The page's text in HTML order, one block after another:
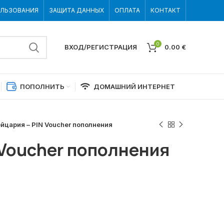
ЗАЩИТА ДАННЫХ ОПЛАТА КОНТАКТ
ВХОД/РЕГИСТРАЦИЯ 0 0.00 €
ПОПОЛНИТЬ ДОМАШНИЙ ИНТЕРНЕТ
– PIN Voucher пополнения
пополнения